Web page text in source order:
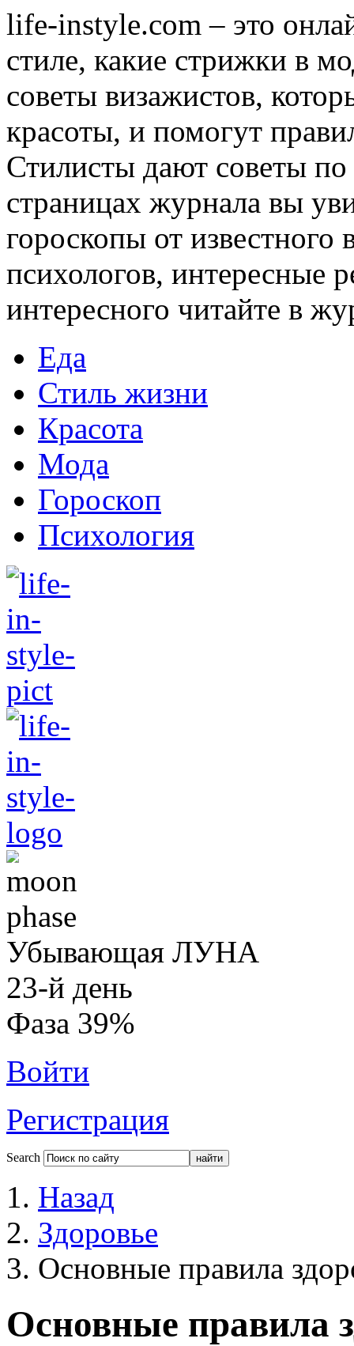
life-instyle.com – это
стиле, какие стрижки в
советы визажистов,
красоты, и помогут
Стилисты дают советы
страницах журнала вы
гороскопы от известного
психологов, интересные
интересного читайте в
Еда
Стиль жизни
Красота
Мода
Гороскоп
Психология
Убывающая ЛУНА
23-й день
Фаза 39%
Войти
Регистрация
Search
Назад
Здоровье
Основные правила
Основные правила